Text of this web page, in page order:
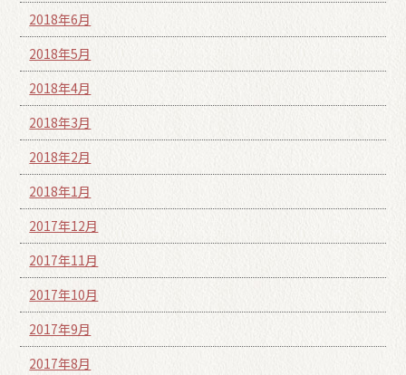
2018年6月
2018年5月
2018年4月
2018年3月
2018年2月
2018年1月
2017年12月
2017年11月
2017年10月
2017年9月
2017年8月